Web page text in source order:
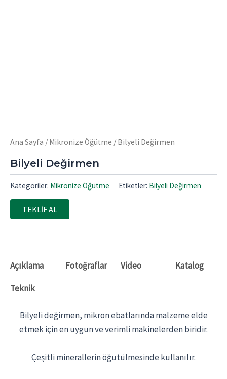
Ana Sayfa / Mikronize Öğütme / Bilyeli Değirmen
Bilyeli Değirmen
Kategoriler: Mikronize Öğütme Etiketler: Bilyeli Değirmen
TEKLİF AL
Açıklama Fotoğraflar Video Katalog
Teknik
Bilyeli değirmen, mikron ebatlarında malzeme elde
etmek için en uygun ve verimli makinelerden biridir.
Çeşitli minerallerin öğütülmesinde kullanılır.